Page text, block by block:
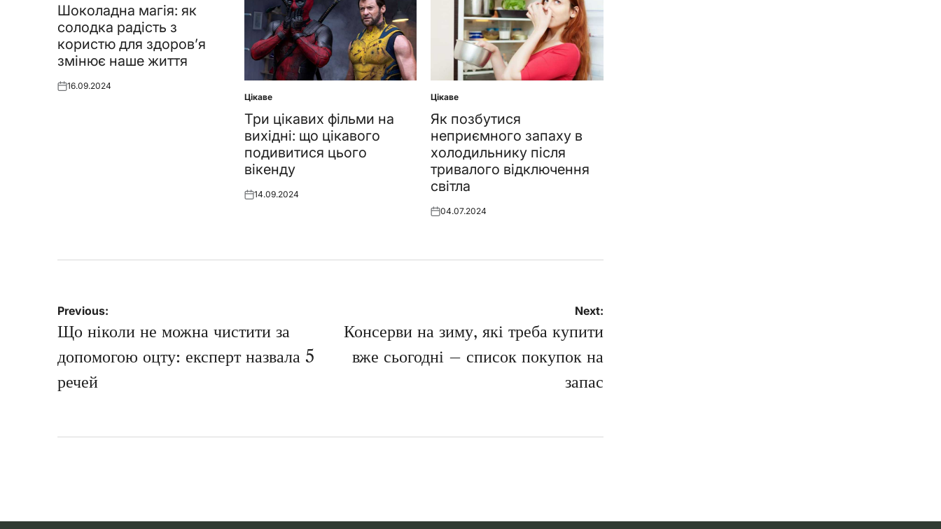
in
Шоколадна магія: як
солодка радість з
користю для здоров’я
змінює наше життя
Posted
16.09.2024
Posted
in
Цікаве
Три цікавих фільми на
вихідні: що цікавого
подивитися цього
вікенду
Posted
14.09.2024
Posted
in
Цікаве
Як позбутися
неприємного запаху в
холодильнику після
тривалого відключення
світла
Posted
04.07.2024
Навігація
записів
Previous:
Що ніколи не можна чистити за
допомогою оцту: експерт назвала 5
речей
Next:
Консерви на зиму, які треба купити
вже сьогодні – список покупок на
запас